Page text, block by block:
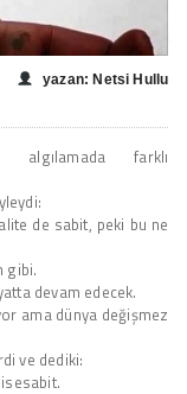
yazan: Netsi Hullu
farklı
de sabit, peki bu ne
gibi.
devam edecek.
ama dünya değişmez
ve dediki: